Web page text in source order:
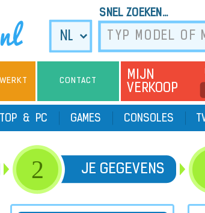
SNEL ZOEKEN...
CONTACT
MIJN
VERKOOP
& PC GAMES CONSOLES
2 JE GEGEVENS